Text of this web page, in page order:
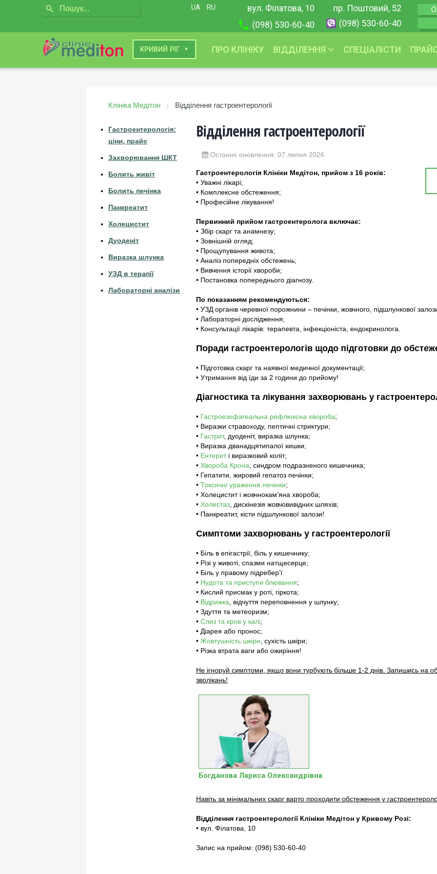
UA RU
вул. Філатова, 10
(098) 530-60-40
пр. Поштовий, 52
(098) 530-60-40
КРИВИЙ РІГ
КИЇВ ПРО КЛІНІКУ ВІДДІЛЕННЯ
Гінекологія
Косметологія
Терапія
Гастроентерологія
Педіатрія
Отоларингологія
Неврологія
Ортопедія і травматологія
Інфектологія
Хірургія
УЗД діагностика
Лабораторний комплекс
СПЕЦІАЛІСТИ
Косметологія
Хірургія
Лабораторія,
Клініка Медітон | Відділення гастроентерології
Гастроентерологія:
ціни, прайс
Захворювання ШКТ
Болить живіт
Болить печінка
Панкреатит
Холецистит
Дуоденіт
Виразка шлунка
УЗД в терапії
Лабораторні аналізи
Відділення гастроентерології
Останнє оновлення: 07 липня 2026
Гастроентерологія Клініки Медітон, прийом з 16 років:
• Уважні лікарі;
• Комплексне обстеження;
• Професійне лікування!
Первинний прийом гастроентеролога включає:
• Збір скарг та анамнезу;
• Зовнішній огляд;
• Прощупування живота;
• Аналіз попередніх обстежень;
• Вивчення історії хвороби;
• Постановка попереднього діагнозу.
По показанням рекомендуються:
• УЗД органів черевної порожнини – печінки, жовчного, підшлункової
• Лабораторні дослідження;
• Консультації лікарів: терапевта, інфекціоніста, ендокринолога.
Поради гастроентерологів щодо підготовки до
• Підготовка скарг та наявної медичної документації;
• Утримання від їди за 2 години до прийому!
Діагностика та лікування захворювань у
• Гастроезофагеальна рефлюксна хвороба;
• Виразки стравоходу, пептичні стриктури;
• Гастрит, дуоденіт, виразка шлунка;
• Виразка дванадцятипалої кишки;
• Ентериті виразковий коліт;
• Хвороба Крона , синдром подразненого кишечника;
• Гепатити, жировий гепатоз печінки;
• Токсичні ураження печінки;
• Холецистит і жовчнокам’яна хвороба;
• Холестаз, дискінезія жовчовивідних шляхів;
• Панкреатит, кісти підшлункової залози!
Симптоми захворювань у гастроентерології
• Біль в епігастрії, біль у кишечнику;
• Різі у животі, спазми натщесерце;
• Біль у правому підребер’ї
• Нудота та приступи блювання;
• Кислий присмак у роті, гіркота;
• Відрижка , відчуття переповнення у шлунку;
• Здуття та метеоризм;
• Слиз та кров у калі;
• Діарея або пронос;
• Жовтушність шкіри , сухість шкіри;
• Різка втрата ваги або ожиріння!
Не ігноруй симптоми, якщо вони турбують більше 1-2 днів. Запишись на
зволікань!
Богданова Лариса Олександрівна
Навіть за мінімальних скарг варто проходити обстеження у
Відділення гастроентерології Клініки Медітон у Кривому Розі:
• вул. Філатова, 10
Запис на прийом: (098) 530-60-40